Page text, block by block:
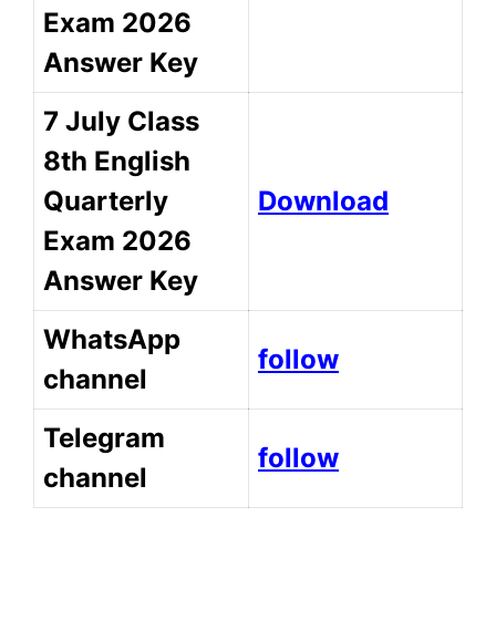
Exam 2026
Answer Key
7 July Class
8th English
Quarterly
Exam 2026
Answer Key
Download
WhatsApp
channel
follow
Telegram
channel
follow